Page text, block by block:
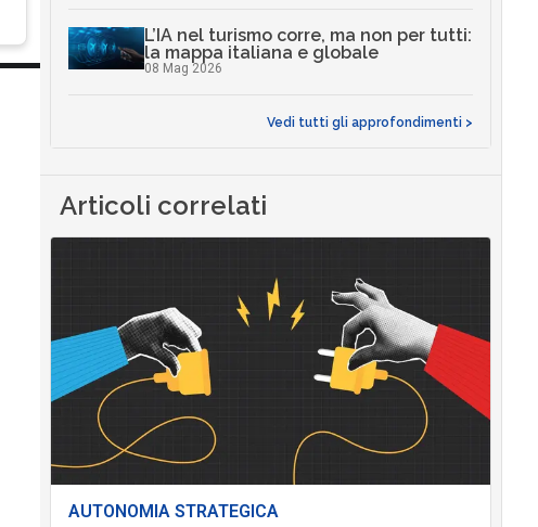
L’IA nel turismo corre, ma non per tutti:
la mappa italiana e globale
08 Mag 2026
Vedi tutti gli approfondimenti >
Articoli correlati
AUTONOMIA STRATEGICA